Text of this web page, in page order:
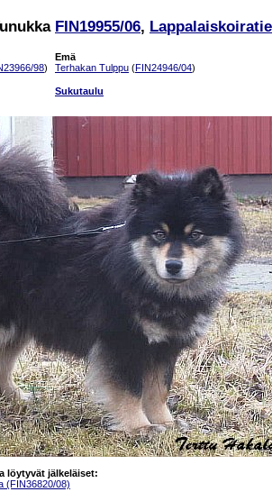
FIN19955/06,
98)
Emä
Terhakan Tulppu (FIN24946/04)
Sukutaulu
löytyvät jälkeläiset:
(FIN36820/08)